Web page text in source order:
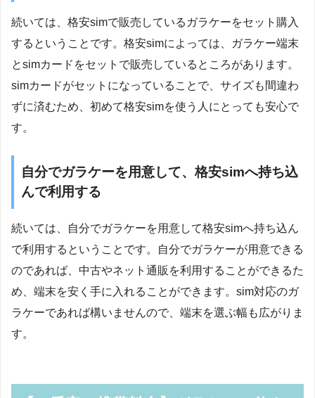
続いては、格安simで販売しているガラケーをセット購入
するということです。格安simによっては、ガラケー端末
とsimカードをセットで販売しているところがあります。
simカードがセットになっていることで、サイズも間違わ
ずに済むため、初めて格安simを使う人にとっても安心で
す。
自分でガラケーを用意して、格安simへ持ち込
んで利用する
続いては、自分でガラケーを用意して格安simへ持ち込ん
で利用するということです。自分でガラケーが用意できる
のであれば、中古やネット通販を利用することができるた
め、端末を安く手に入れることができます。sim対応のガ
ラケーであれば構いませんので、端末を選ぶ幅も広がりま
す。